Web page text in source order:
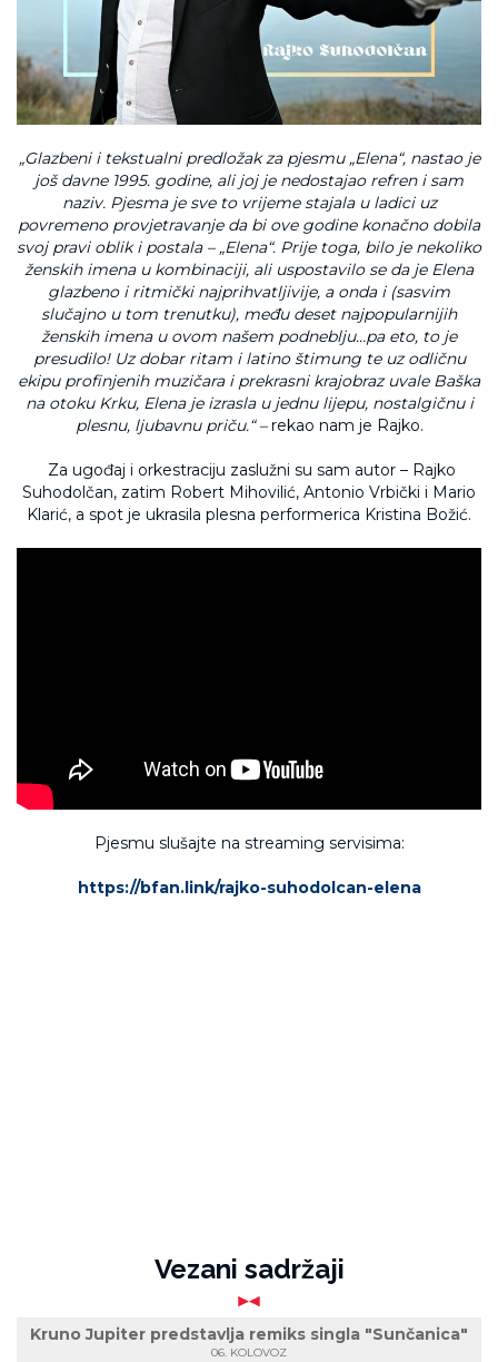
„Glazbeni i tekstualni predložak za pjesmu „Elena“, nastao je
još davne 1995. godine, ali joj je nedostajao refren i sam
naziv. Pjesma je sve to vrijeme stajala u ladici uz
povremeno provjetravanje da bi ove godine konačno dobila
svoj pravi oblik i postala – „Elena“. Prije toga, bilo je nekoliko
ženskih imena u kombinaciji, ali uspostavilo se da je Elena
glazbeno i ritmički najprihvatljivije, a onda i (sasvim
slučajno u tom trenutku), među deset najpopularnijih
ženskih imena u ovom našem podneblju…pa eto, to je
presudilo! Uz dobar ritam i latino štimung te uz odličnu
ekipu profinjenih muzičara i prekrasni krajobraz uvale Baška
na otoku Krku, Elena je izrasla u jednu lijepu, nostalgičnu i
plesnu, ljubavnu priču.“ –rekao nam je Rajko.
Za ugođaj i orkestraciju zaslužni su sam autor – Rajko
Suhodolčan, zatim Robert Mihovilić, Antonio Vrbički i Mario
Klarić, a spot je ukrasila plesna performerica Kristina Božić.
Pjesmu slušajte na streaming servisima:
https://bfan.link/rajko-suhodolcan-elena
Vezani sadržaji
Kruno Jupiter predstavlja remiks singla "Sunčanica"
06. KOLOVOZ